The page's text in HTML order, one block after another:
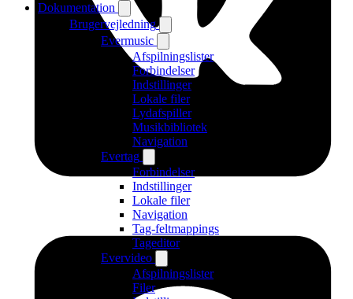
Dokumentation
Brugervejledning
Evermusic
Afspilningslister
Forbindelser
Indstillinger
Lokale filer
Lydafspiller
Musikbibliotek
Navigation
Evertag
Forbindelser
Indstillinger
Lokale filer
Navigation
Tag-feltmappings
Tageditor
Evervideo
Afspilningslister
Filer